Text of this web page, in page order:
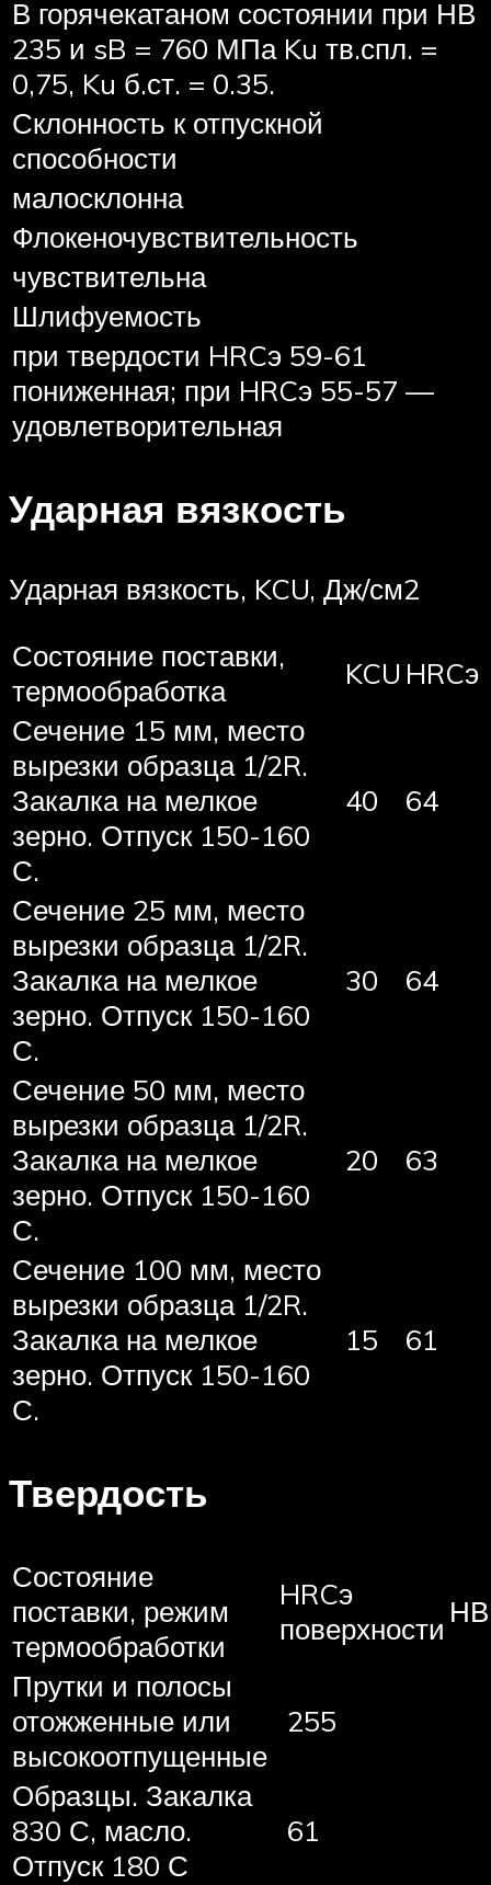
В горячекатаном состоянии при НВ
235 и sB = 760 МПа Ku тв.спл. =
0,75, Ku б.ст. = 0.35.
Склонность к отпускной
способности
малосклонна
Флокеночувствительность
чувствительна
Шлифуемость
при твердости HRCэ 59-61
пониженная; при HRCэ 55-57 —
удовлетворительная
Ударная вязкость
Ударная вязкость, KCU, Дж/см2
Состояние поставки,
термообработка
KCU HRCэ
Сечение 15 мм, место
вырезки образца 1/2R.
Закалка на мелкое
зерно. Отпуск 150-160
С.
40 64
Сечение 25 мм, место
вырезки образца 1/2R.
Закалка на мелкое
зерно. Отпуск 150-160
С.
30 64
Сечение 50 мм, место
вырезки образца 1/2R.
Закалка на мелкое
зерно. Отпуск 150-160
С.
20 63
Сечение 100 мм, место
вырезки образца 1/2R.
Закалка на мелкое
зерно. Отпуск 150-160
С.
15 61
Твердость
Состояние
поставки, режим
термообработки
HRCэ
поверхности НВ
Прутки и полосы
отожженные или
высокоотпущенные
255
Образцы. Закалка
830 С, масло.
Отпуск 180 С
61